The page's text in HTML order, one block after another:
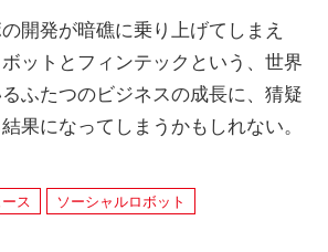
開発が暗礁に乗り上げてしまえ
ットとフィンテックという、世界
ふたつのビジネスの成長に、猜疑
果になってしまうかもしれない。
ス
ソーシャルロボット